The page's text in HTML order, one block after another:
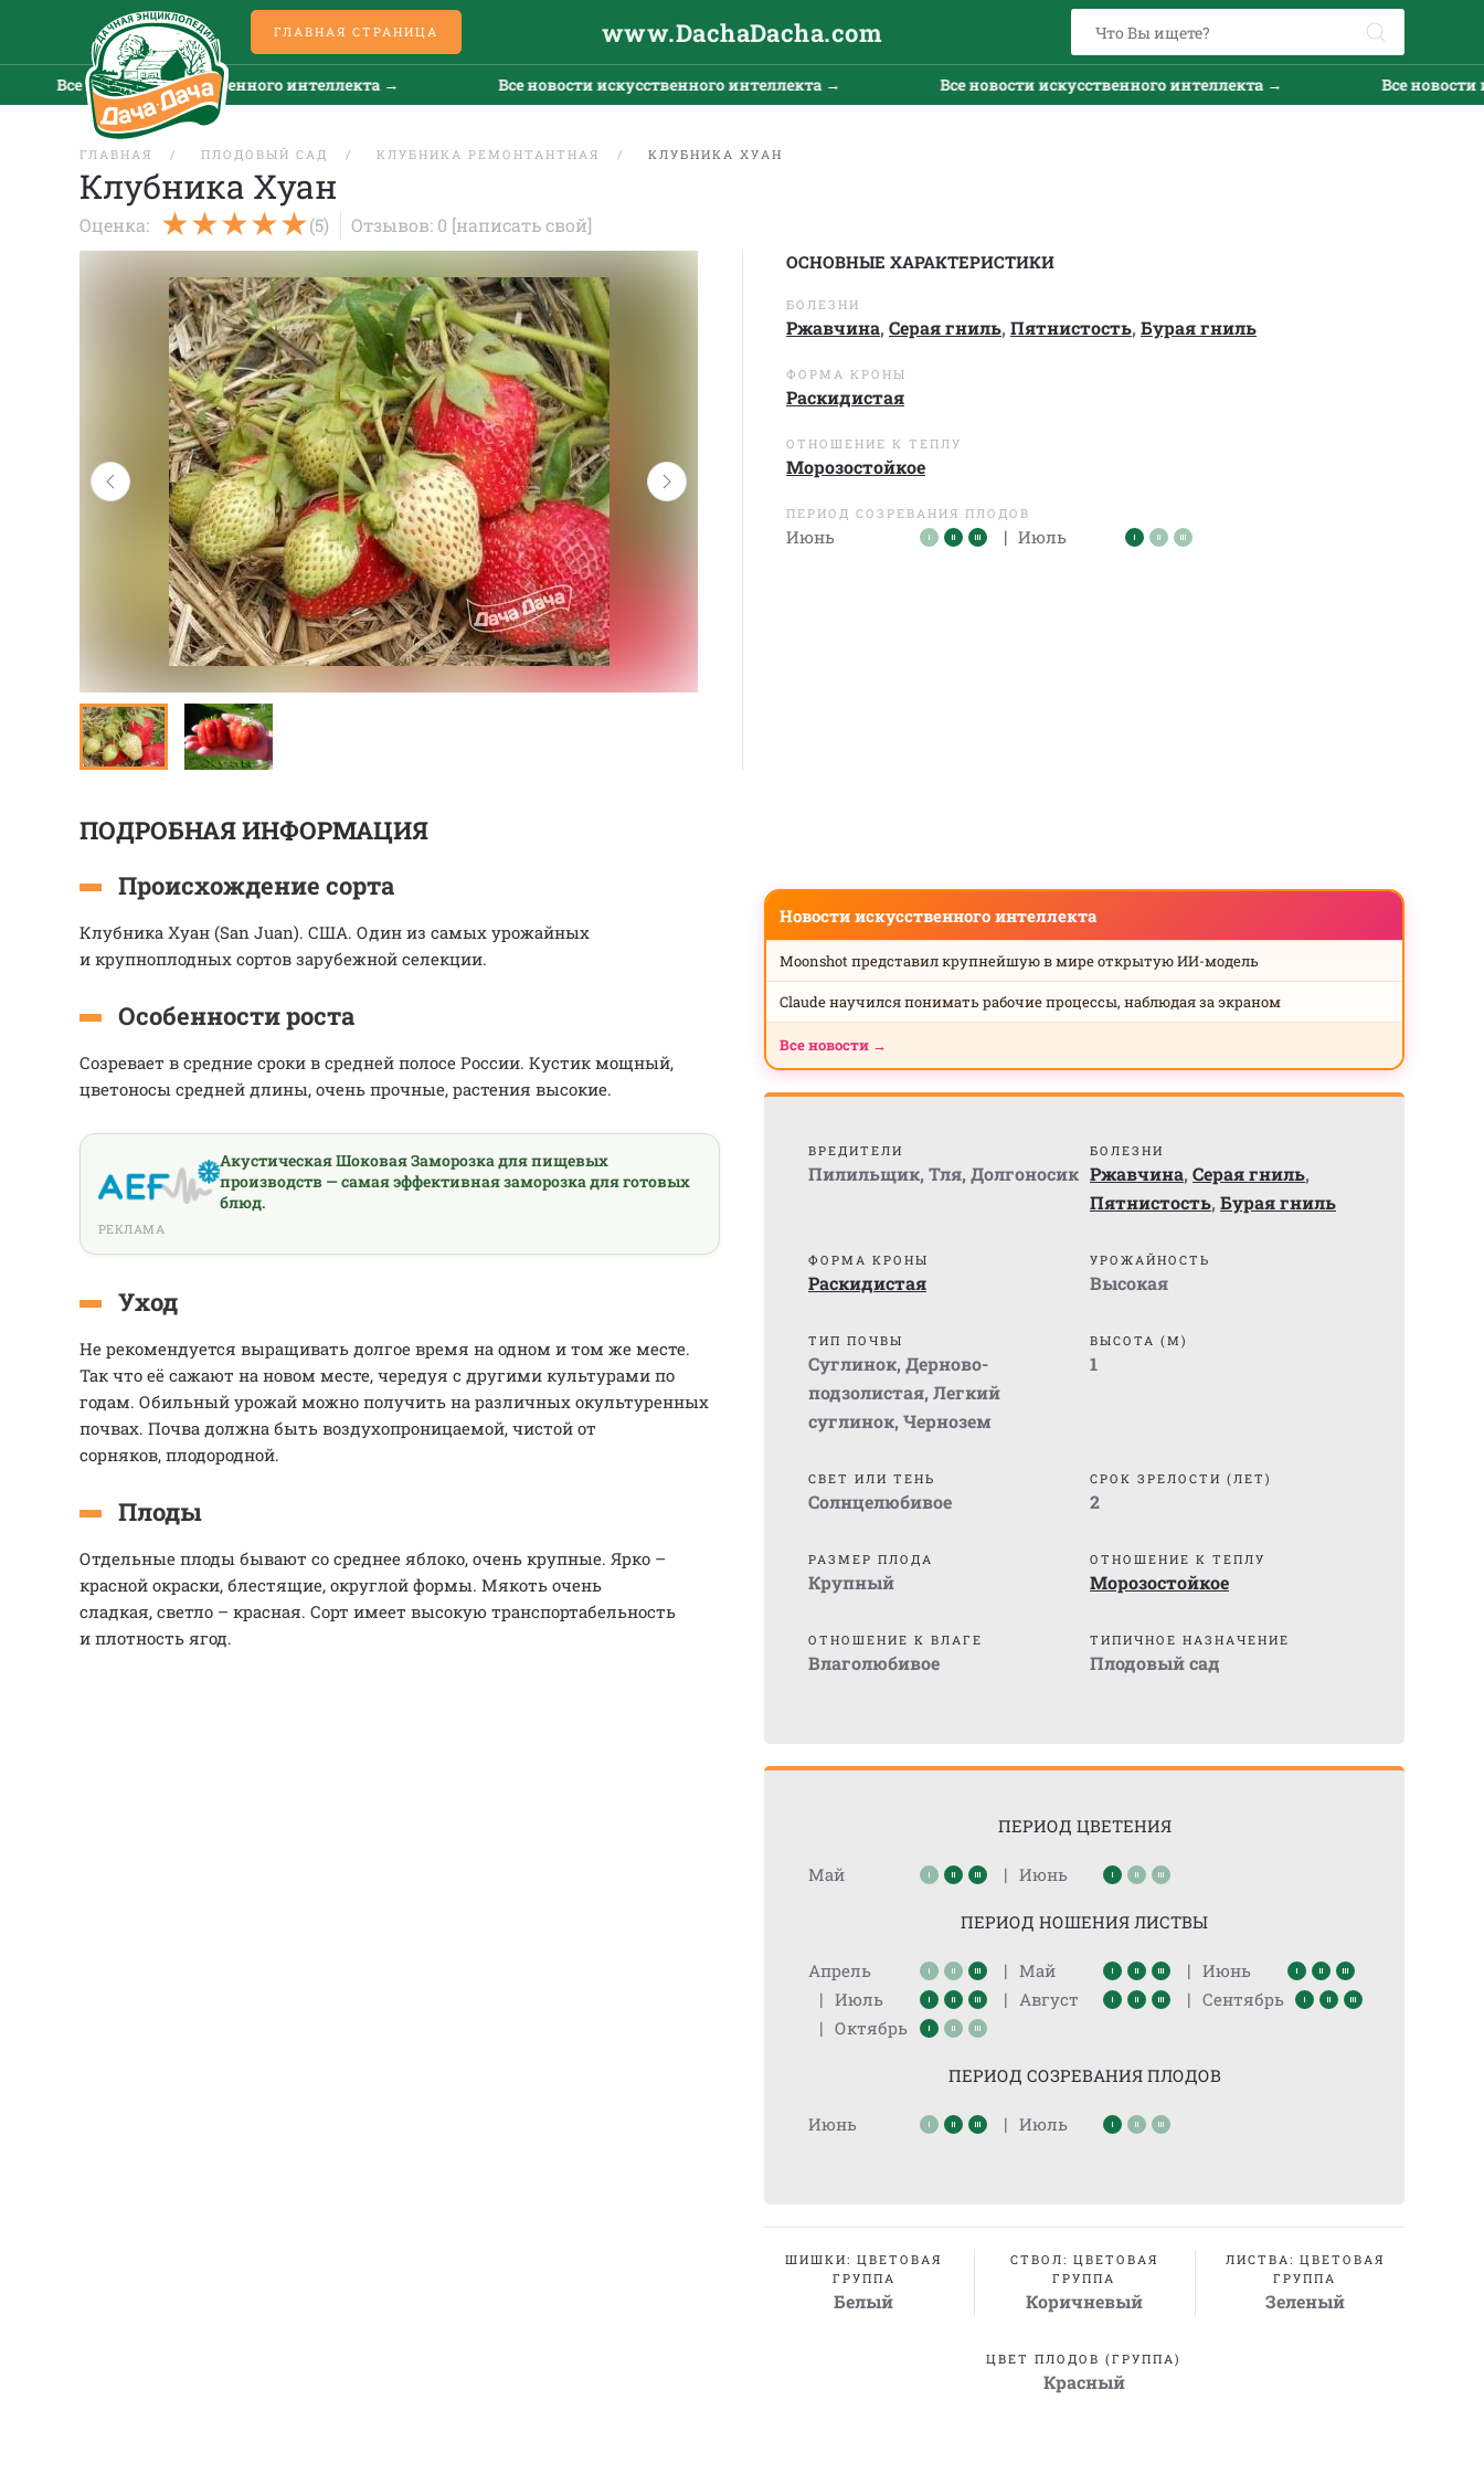
ГЛАВНАЯ СТРАНИЦА www.DachaDacha.com
Все новости искусственного интеллекта → Все новости искусственного интеллекта → Все новости искусственного интеллекта → Все новости
ГЛАВНАЯ ПЛОДОВЫЙ САД КЛУБНИКА РЕМОНТАНТНАЯ КЛУБНИКА ХУАН
Клубника Хуан
Оценка: (5) Отзывов: 0 [написать свой]
ОСНОВНЫЕ ХАРАКТЕРИСТИКИ
БОЛЕЗНИ
Ржавчина, Серая гниль, Пятнистость, Бурая гниль
ФОРМА КРОНЫ
Раскидистая
ОТНОШЕНИЕ К ТЕПЛУ
Морозостойкое
ПЕРИОД СОЗРЕВАНИЯ ПЛОДОВ
Июнь | Июль
ПОДРОБНАЯ ИНФОРМАЦИЯ
Происхождение сорта
Клубника Хуан (San Juan). США. Один из самых урожайных
и крупноплодных сортов зарубежной селекции.
Особенности роста
Созревает в средние сроки в средней полосе России. Кустик мощный,
цветоносы средней длины, очень прочные, растения высокие.
Акустическая Шоковая Заморозка для пищевых
производств — самая эффективная заморозка для готовых
блюд.
РЕКЛАМА
Уход
Не рекомендуется выращивать долгое время на одном и том же месте.
Так что её сажают на новом месте, чередуя с другими культурами по
годам. Обильный урожай можно получить на различных окультуренных
почвах. Почва должна быть воздухопроницаемой, чистой от
сорняков, плодородной.
Плоды
Отдельные плоды бывают со среднее яблоко, очень крупные. Ярко –
красной окраски, блестящие, округлой формы. Мякоть очень
сладкая, светло – красная. Сорт имеет высокую транспортабельность
и плотность ягод.
Новости искусственного интеллекта
Moonshot представил крупнейшую в мире открытую ИИ-модель
Claude научился понимать рабочие процессы, наблюдая за экраном
Все новости →
ВРЕДИТЕЛИ
Пилильщик, Тля, Долгоносик
БОЛЕЗНИ
Ржавчина, Серая гниль,
Пятнистость, Бурая гниль
ФОРМА КРОНЫ
Раскидистая
УРОЖАЙНОСТЬ
Высокая
ТИП ПОЧВЫ
Суглинок, Дерново-
подзолистая, Легкий
суглинок, Чернозем
ВЫСОТА (М)
1
СВЕТ ИЛИ ТЕНЬ
Солнцелюбивое
СРОК ЗРЕЛОСТИ (ЛЕТ)
2
РАЗМЕР ПЛОДА
Крупный
ОТНОШЕНИЕ К ТЕПЛУ
Морозостойкое
ОТНОШЕНИЕ К ВЛАГЕ
Влаголюбивое
ТИПИЧНОЕ НАЗНАЧЕНИЕ
Плодовый сад
ПЕРИОД ЦВЕТЕНИЯ
Май | Июнь
ПЕРИОД НОШЕНИЯ ЛИСТВЫ
Апрель | Май | Июнь
| Июль | Август | Сентябрь
| Октябрь
ПЕРИОД СОЗРЕВАНИЯ ПЛОДОВ
Июнь | Июль
ШИШКИ: ЦВЕТОВАЯ
ГРУППА
Белый
СТВОЛ: ЦВЕТОВАЯ
ГРУППА
Коричневый
ЛИСТВА: ЦВЕТОВАЯ
ГРУППА
Зеленый
ЦВЕТ ПЛОДОВ (ГРУППА)
Красный